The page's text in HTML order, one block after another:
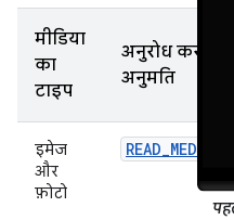
मीडिया
का
टाइप
अनुरोध करने की
अनुमति
इमेज
और
फ़ोटो